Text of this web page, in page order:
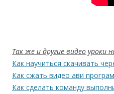
Так же и другие видео уроки
Как научиться скачивать
Как сжать видео ави
Как сделать команду